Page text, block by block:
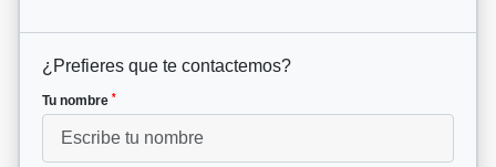
¿Prefieres que te contactemos?
Tu nombre *